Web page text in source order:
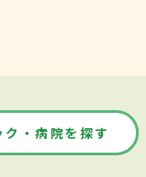
ク・病院を探す